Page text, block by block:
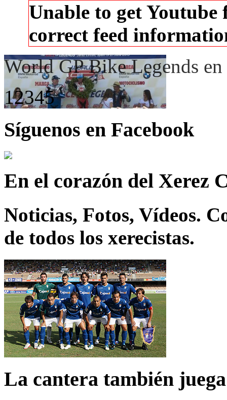
Unable to get
correct feed
World GP Bike Legends
12345
Síguenos en Facebook
En el corazón del Xerez
Noticias, Fotos, Vídeos.
de todos los xerecistas.
La cantera también juega